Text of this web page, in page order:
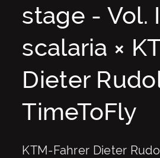
stage - Vol.
scalaria ×
Dieter
TimeToFly
KTM-Fahrer Dieter